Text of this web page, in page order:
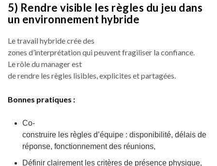
5) Rendre visible les règles du jeu dans
un environnement hybride
Le travail hybride crée des
zones d’interprétation qui peuvent fragiliser la confiance.
Le rôle du manager est
de rendre les règles lisibles, explicites et partagées.
Bonnes pratiques :
Co-
construire les règles d’équipe : disponibilité, délais de
réponse, fonctionnement des réunions,
Définir clairement les critères de présence physique,